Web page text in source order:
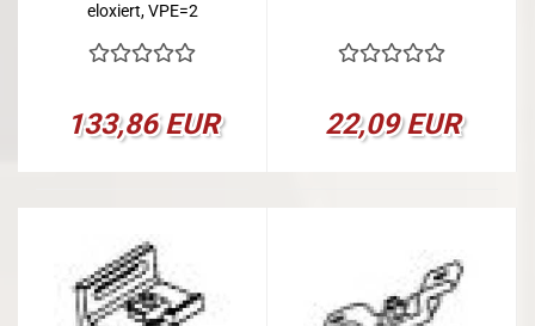
eloxiert, VPE=2
133,86 EUR 22,09 EUR